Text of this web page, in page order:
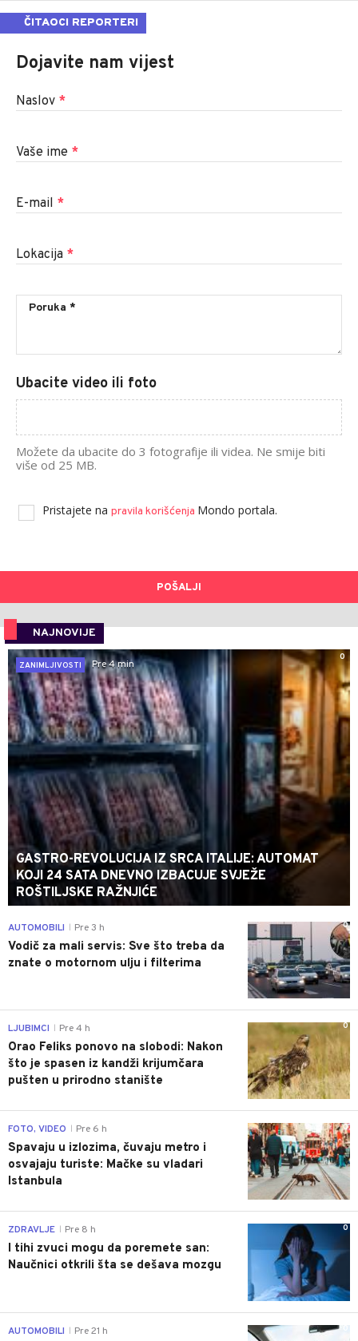
ČITAOCI REPORTERI
Dojavite nam vijest
Naslov *
Vaše ime *
E-mail *
Lokacija *
Ubacite video ili foto
Možete da ubacite do 3 fotografije ili videa. Ne smije biti
više od 25 MB.
Pristajete na pravila korišćenja Mondo portala.
POŠALJI
NAJNOVIJE
0
ZANIMLJIVOSTI
Pre 4 min
GASTRO-REVOLUCIJA IZ SRCA ITALIJE: AUTOMAT
KOJI 24 SATA DNEVNO IZBACUJE SVJEŽE
ROŠTILJSKE RAŽNJIĆE
0
AUTOMOBILI Pre 3 h
Vodič za mali servis: Sve što treba da
znate o motornom ulju i filterima
0
LJUBIMCI Pre 4 h
Orao Feliks ponovo na slobodi: Nakon
što je spasen iz kandži krijumčara
pušten u prirodno stanište
0
FOTO, VIDEO Pre 6 h
Spavaju u izlozima, čuvaju metro i
osvajaju turiste: Mačke su vladari
Istanbula
0
ZDRAVLJE Pre 8 h
I tihi zvuci mogu da poremete san:
Naučnici otkrili šta se dešava mozgu
AUTOMOBILI Pre 21 h